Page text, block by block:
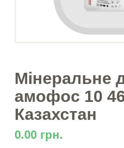
Мінеральне
амофос 10
Казахстан
0.00 грн.